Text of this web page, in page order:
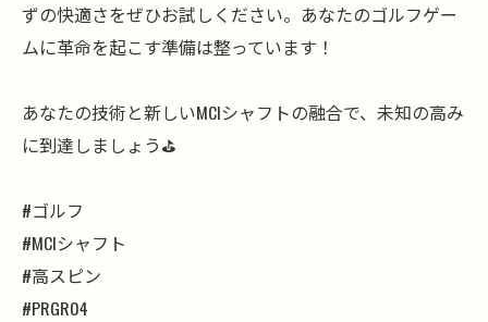
ずの快適さをぜひお試しください。あなたのゴルフゲー
ムに革命を起こす準備は整っています！
あなたの技術と新しいMCIシャフトの融合で、未知の高み
に到達しましょう⛳️
#ゴルフ
#MCIシャフト
#高スピン
#PRGR04